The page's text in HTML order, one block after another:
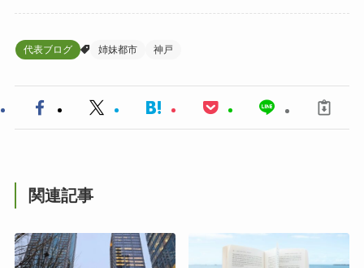
代表ブログ 姉妹都市 神戸
関連記事